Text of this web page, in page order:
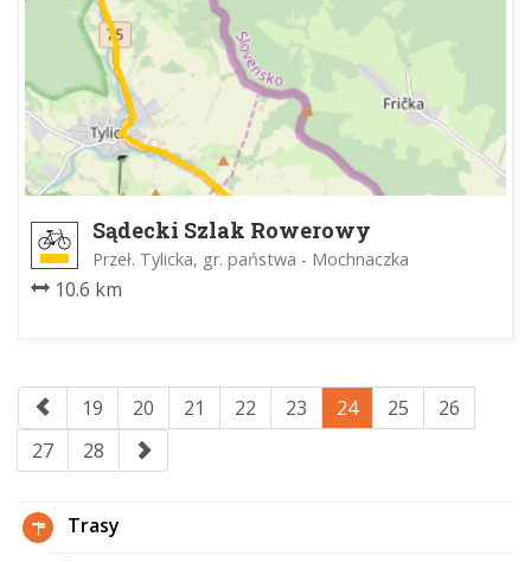
Sądecki Szlak Rowerowy
Przeł. Tylicka, gr. państwa - Mochnaczka
10.6 km
19 20 21 22 23 24 25
26
27
28
Trasy